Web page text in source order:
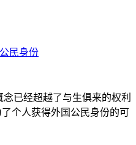
民身份
已经超越了与生俱来的权利
了个人获得外国公民身份的可